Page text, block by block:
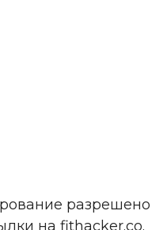
разрешено
на fithacker.co.